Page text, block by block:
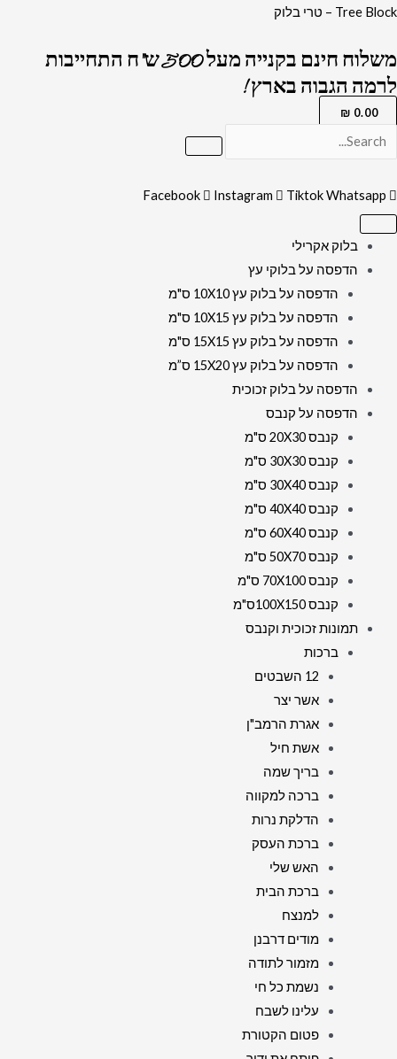
דילוג
Tree Block – טרי בלוק
משלוח חינם בקנייה מעל 500 ש"ח התחייבות
לרמה הגבוה בארץ !
0.00
₪
Facebook Instagram TiktokWhatsapp
בלוק אקרילי
הדפסה על בלוקי עץ
הדפסה על בלוק עץ 10X10 ס"מ
הדפסה על בלוק עץ 10X15 ס"מ
הדפסה על בלוק עץ 15X15 ס"מ
הדפסה על בלוק עץ 15X20 ס”מ
הדפסה על בלוק זכוכית
הדפסה על קנבס
קנבס 20X30 ס"מ
קנבס 30X30 ס"מ
קנבס 30X40 ס"מ
קנבס 40X40 ס"מ
קנבס 60X40 ס"מ
קנבס 50X70 ס"מ
קנבס 70X100 ס"מ
קנבס 100X150ס"מ
תמונות זכוכית וקנבס
ברכות
12 השבטים
אשר יצר
אגרת הרמב"ן
אשת חיל
בריך שמה
ברכה למקווה
הדלקת נרות
ברכת העסק
האש שלי
ברכת הבית
למנצח
מודים דרבנן
מזמור לתודה
נשמת כל חי
עלינו לשבח
פטום הקטורת
כמות
3060
-
תמונה
המקדש
יונות
שלום
קנבס
זכוכית
מחוסמת